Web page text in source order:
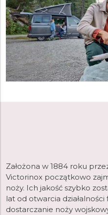
Założona w 1884 roku
Victorinox początkowo
noży. Ich jakość szybko
lat od otwarcia
dostarczanie noży